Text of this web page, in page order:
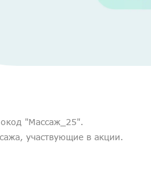
"Массаж_25".
участвующие в акции.